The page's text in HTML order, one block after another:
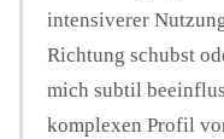
intensiverer
Richtung schubst
mich subtil
komplexen Profil